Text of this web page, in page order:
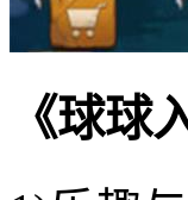
《球球